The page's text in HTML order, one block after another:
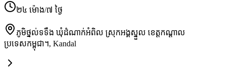
២៤ ម៉ោង/៧ ថ្ងៃ
ភូមិថ្នល់ទទឹង ឃុំដំណាក់អំពិល ស្រុកអង្គស្នួល ខេត្តកណ្ដាល
ប្រទេសកម្ពុជា។, Kandal